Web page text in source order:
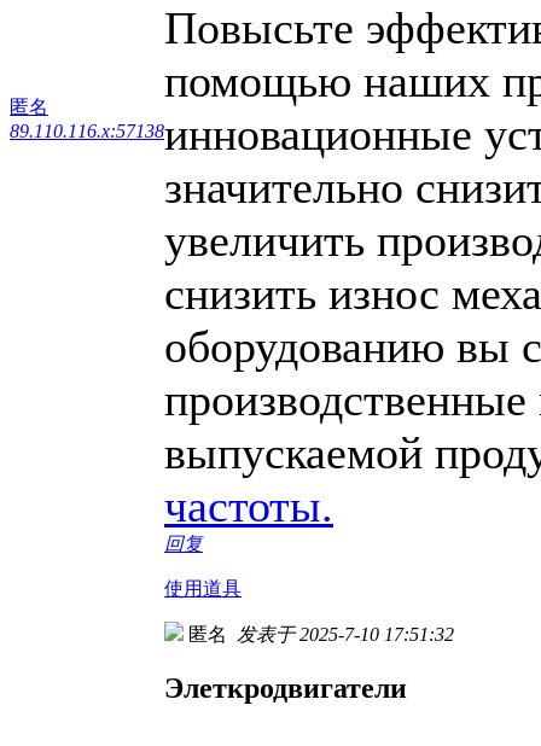
匿名
89.110.116.x:57138
Повысьте
помощью наших
инновационные
значительно
увеличить
снизить износ
оборудованию вы
выпускаемой
частоты.
回复
使用道具
匿名 发表于 2025-7-10 17:51:32
Элеткродвигатели